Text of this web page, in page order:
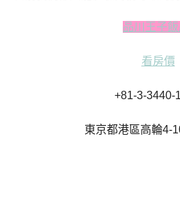
品川王子
看房價
+81-3-3440-
東京都港區高輪4-